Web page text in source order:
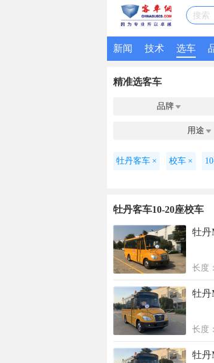
搜索
新闻 技术 选车
精准选客车
品牌 
用途 
牡丹客车 × 校车 ×
牡丹客车10-20座校车
牡丹
长度
牡丹
长度
牡丹